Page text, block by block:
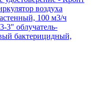
воздуха
100 м3/ч
3" облучатель-
бактерицидный,